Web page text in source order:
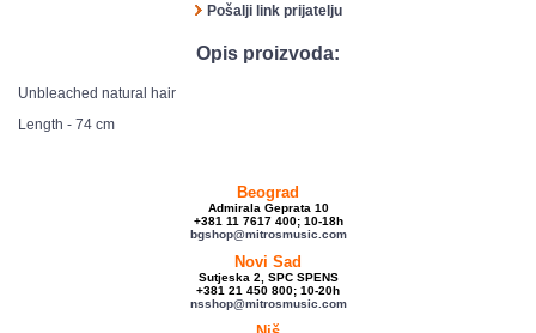
Pošalji link prijatelju
Opis proizvoda:
Unbleached natural hair
Length - 74 cm
Beograd
Admirala Geprata 10
+381 11 7617 400; 10-18h
bgshop@mitrosmusic.com
Novi Sad
Sutjeska 2, SPC SPENS
+381 21 450 800; 10-20h
nsshop@mitrosmusic.com